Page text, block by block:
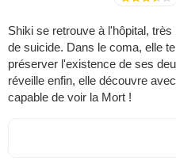
Shiki se retrouve à l'hôpital,
de suicide. Dans le coma, elle
préserver l'existence de ses
réveille enfin, elle découvre
capable de voir la Mort !